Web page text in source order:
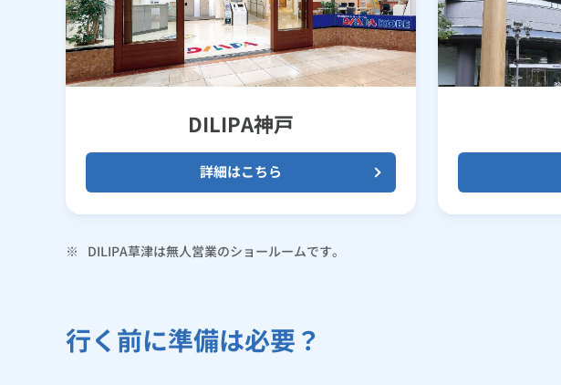
DILIPA神戸
詳細はこちら
※ DILIPA草津は無人営業のショールームです。
行く前に準備は必要？